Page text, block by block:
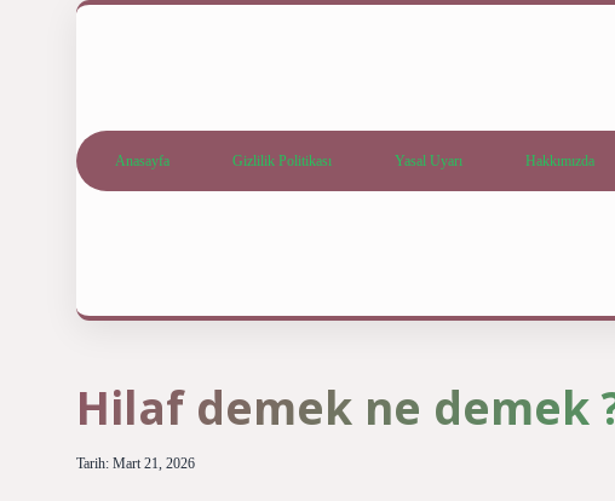
Anasayfa Gizlilik Politikası Yasal Uyarı Hakkımızda
Hilaf demek ne demek
Tarih: Mart 21, 2026